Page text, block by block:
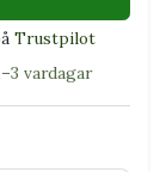
Trustpilot
vardagar